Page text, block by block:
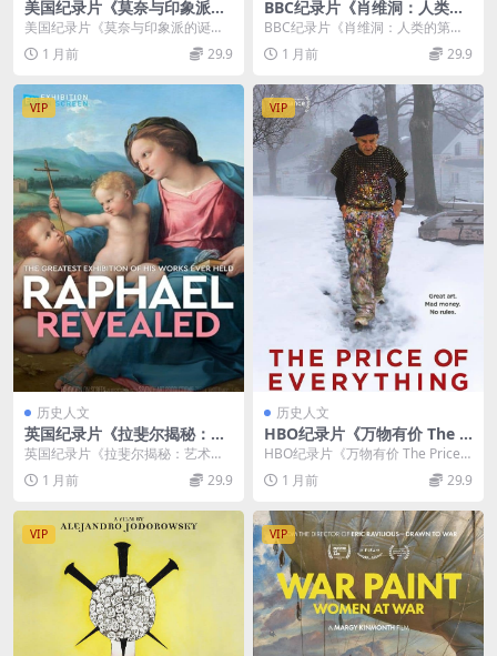
美国纪录片《莫奈与印象派的
诞生 Manet and the Birth o
f Impressionism 2009》英
语中英双字 无水印纯净版 108
美国纪录片《莫奈与印象派的诞生
Manet and the Birth of I...
1 月前 29.9
BBC纪录片《肖维洞：人类的
第一件伟大杰作 Chauvet: Hu
manity’s First Great Maste
rpiece 2026》英语中英双字
3M 法国考古奇迹
BBC纪录片《肖维洞：人类的第一
件伟大杰作 Chauvet: Humanity&...
1 月前 29.9
VIP
历史人文
英国纪录片《拉斐尔揭秘：艺
术巨匠的真貌 Exhibition on
Screen: Raphael Revealed 2
020》英语中英双字 无水印纯
尔揭秘
英国纪录片《拉斐尔揭秘：艺术巨
匠的真貌 Exhibition on Screen...
1 月前 29.9
VIP
历史人文
HBO纪录片《万物有价 The P
rice of Everything 2018》英
语中英双字 无水印纯净版 108
0P/MKV/1.81G 艺术品市场
HBO纪录片《万物有价 The Price o
f Everything 2018...
1 月前 29.9
VIP VIP